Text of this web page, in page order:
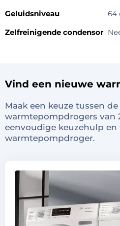
Geluidsniveau
64
Zelfreinigende condensor
Vind een nieuwe
Maak een keuze tussen
warmtepompdrogers van
eenvoudige keuzehulp
warmtepompdroger.